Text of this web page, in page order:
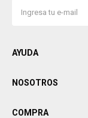
AYUDA
NOSOTROS
COMPRA